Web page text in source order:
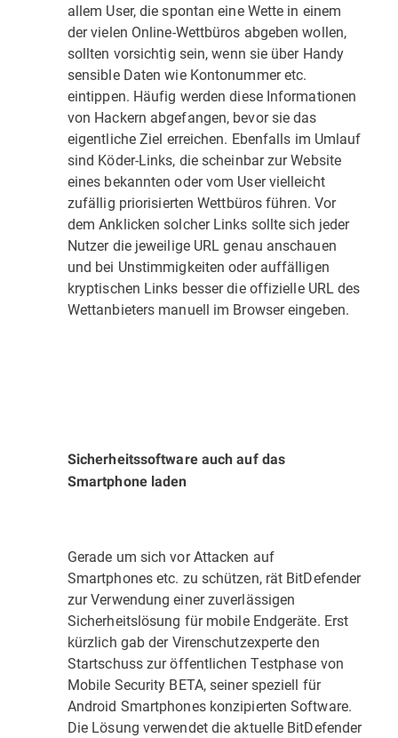
allem User, die spontan eine Wette in einem
der vielen Online-Wettbüros abgeben wollen,
sollten vorsichtig sein, wenn sie über Handy
sensible Daten wie Kontonummer etc.
eintippen. Häufig werden diese Informationen
von Hackern abgefangen, bevor sie das
eigentliche Ziel erreichen. Ebenfalls im Umlauf
sind Köder-Links, die scheinbar zur Website
eines bekannten oder vom User vielleicht
zufällig priorisierten Wettbüros führen. Vor
dem Anklicken solcher Links sollte sich jeder
Nutzer die jeweilige URL genau anschauen
und bei Unstimmigkeiten oder auffälligen
kryptischen Links besser die offizielle URL des
Wettanbieters manuell im Browser eingeben.
Sicherheitssoftware auch auf das
Smartphone laden
Gerade um sich vor Attacken auf
Smartphones etc. zu schützen, rät BitDefender
zur Verwendung einer zuverlässigen
Sicherheitslösung für mobile Endgeräte. Erst
kürzlich gab der Virenschutzexperte den
Startschuss zur öffentlichen Testphase von
Mobile Security BETA, seiner speziell für
Android Smartphones konzipierten Software.
Die Lösung verwendet die aktuelle BitDefender